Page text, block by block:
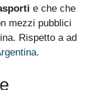
e che che
mezzi pubblici
Rispetto a ad